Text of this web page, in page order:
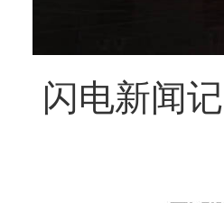
闪电新闻